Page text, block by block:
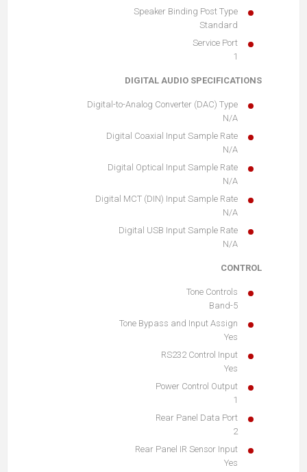
Speaker Binding Post Type
Standard
Service Port
1
DIGITAL AUDIO SPECIFICATIONS
Digital-to-Analog Converter (DAC) Type
N/A
Digital Coaxial Input Sample Rate
N/A
Digital Optical Input Sample Rate
N/A
Digital MCT (DIN) Input Sample Rate
N/A
Digital USB Input Sample Rate
N/A
CONTROL
Tone Controls
5-Band
Tone Bypass and Input Assign
Yes
RS232 Control Input
Yes
Power Control Output
1
Rear Panel Data Port
2
Rear Panel IR Sensor Input
Yes